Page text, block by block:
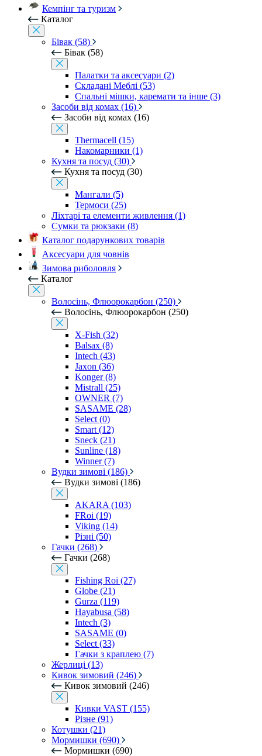
Кемпінг та туризм
Каталог
Бівак (58)
Бівак (58)
Палатки та аксесуари (2)
Складані Меблі (53)
Спальні мішки, каремати та інше (3)
Засоби від комах (16)
Засоби від комах (16)
Thermacell (15)
Накомарники (1)
Кухня та посуд (30)
Кухня та посуд (30)
Мангали (5)
Термоси (25)
Ліхтарі та елементи живлення (1)
Сумки та рюкзаки (8)
Каталог подарункових товарів
Аксесуари для човнів
Зимова риболовля
Каталог
Волосінь, Флюорокарбон (250)
Волосінь, Флюорокарбон (250)
X-Fish (32)
Balsax (8)
Intech (43)
Jaxon (36)
Konger (8)
Mistrall (25)
OWNER (7)
SASAME (28)
Select (0)
Smart (12)
Sneck (21)
Sunline (18)
Winner (7)
Вудки зимові (186)
Вудки зимові (186)
AKARA (103)
FRoi (19)
Viking (14)
Різні (50)
Гачки (268)
Гачки (268)
Fishing Roi (27)
Globe (21)
Gurza (119)
Hayabusa (58)
Intech (3)
SASAME (0)
Select (33)
Гачки з краплею (7)
Жерлиці (13)
Кивок зимовий (246)
Кивок зимовий (246)
Кивки VAST (155)
Різне (91)
Котушки (21)
Мормишки (690)
Мормишки (690)